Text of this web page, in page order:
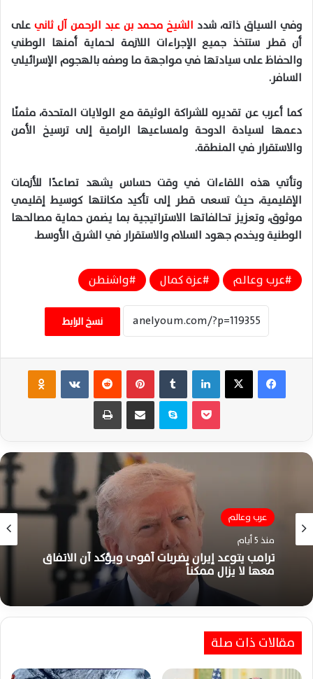
وفي السياق ذاته، شدد الشيخ محمد بن عبد الرحمن آل ثاني على
أن قطر ستتخذ جميع الإجراءات اللازمة لحماية أمنها الوطني
والحفاظ على سيادتها في مواجهة ما وصفه بالهجوم الإسرائيلي
السافر.
كما أعرب عن تقديره للشراكة الوثيقة مع الولايات المتحدة، مثمنًا
دعمها لسيادة الدوحة ولمساعيها الرامية إلى ترسيخ الأمن
والاستقرار في المنطقة.
وتأتي هذه اللقاءات في وقت حساس يشهد تصاعدًا للأزمات
الإقليمية، حيث تسعى قطر إلى تأكيد مكانتها كوسيط إقليمي
موثوق، وتعزيز تحالفاتها الاستراتيجية بما يضمن حماية مصالحها
الوطنية ويخدم جهود السلام والاستقرار في الشرق الأوسط.
عرب وعالم عزة كمال واشنطن
نسخ الرابط
فيسبوك ‫X لينكدإن بينتيريست ‏VKontakte
سكايب مشاركة عبر البريد طباعة
عرب وعالم
منذ 5 أيام
ترامب يتوعد إيران بضربات أقوى ويؤكد أن الاتفاق
معها لا يزال ممكناً
مقالات ذات صلة